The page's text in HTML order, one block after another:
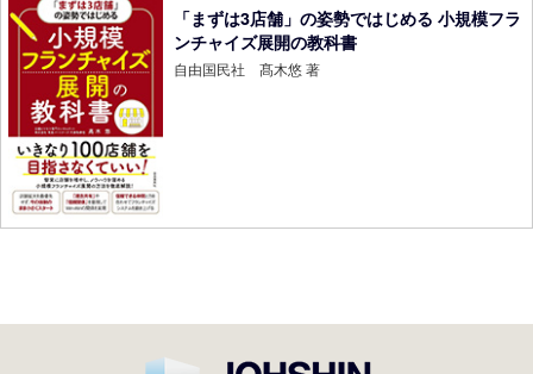
「まずは3店舗」の姿勢ではじめる 小規模フラ
ンチャイズ展開の教科書
自由国民社 髙木悠 著